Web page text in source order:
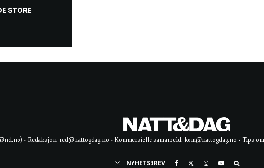
STORE
• Redaksjon: red@nattogdag.no • Kommersielle samarbeid: kom@nattogdag.no • Tips
NYHETSBREV